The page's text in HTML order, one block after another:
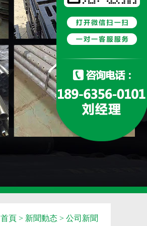
首頁 > 新聞動态 > 公司新聞